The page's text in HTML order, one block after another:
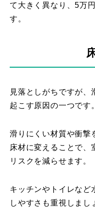
て大きく異なり、5万
す。
見落としがちですが、
起こす原因の一つです。
滑りにくい材質や衝撃
床材に変えることで、
リスクを減らせます。
キッチンやトイレなど
しやすさも重視しまし